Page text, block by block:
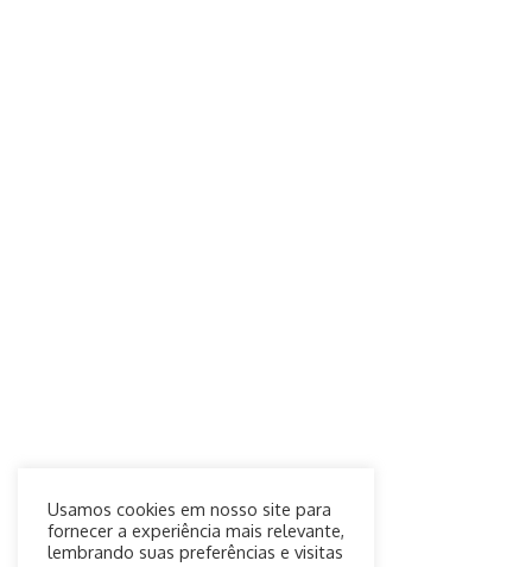
Usamos cookies em nosso site para
fornecer a experiência mais relevante,
lembrando suas preferências e visitas